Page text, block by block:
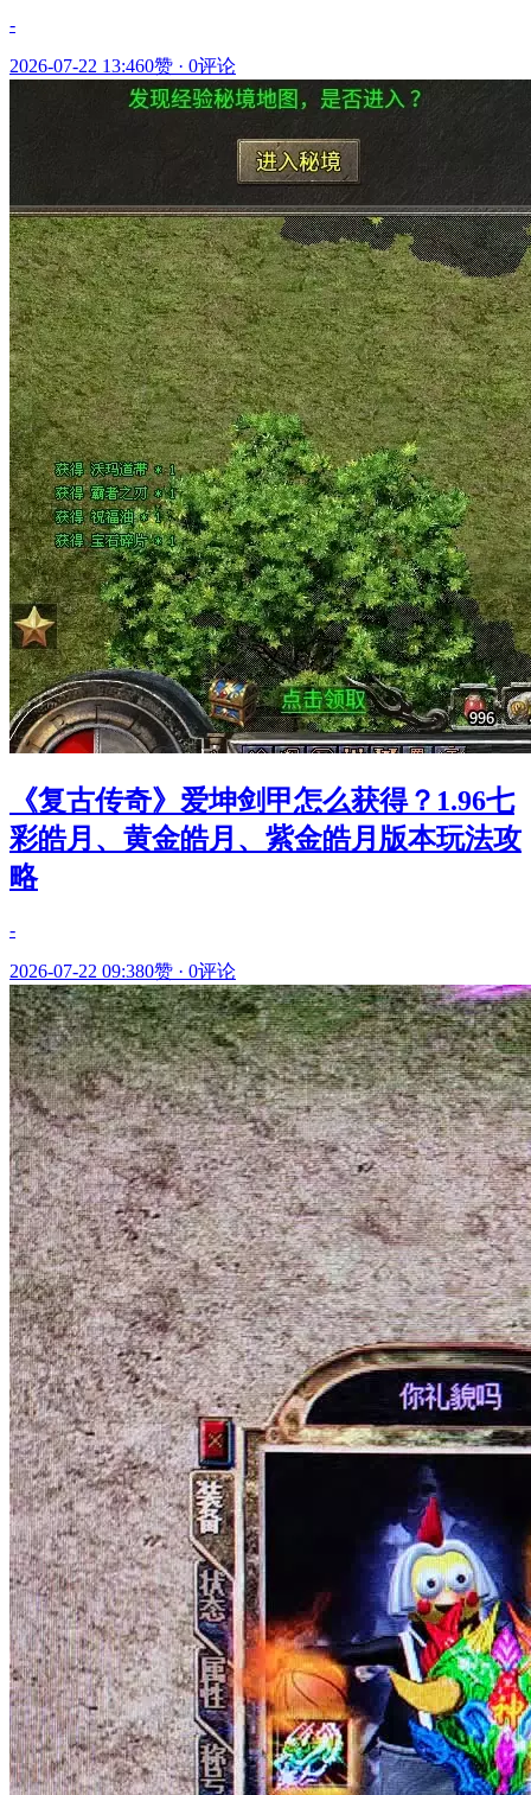
-
2026-07-22 13:460赞 · 0评论
《复古传奇》爱坤剑甲怎么获得？1.96七
彩皓月、黄金皓月、紫金皓月版本玩法攻
略
-
2026-07-22 09:380赞 · 0评论